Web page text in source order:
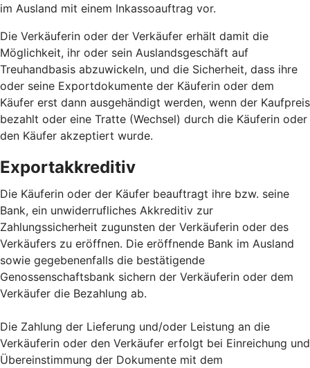
im Ausland mit einem Inkassoauftrag vor.
Die Verkäuferin oder der Verkäufer erhält damit die
Möglichkeit, ihr oder sein Auslandsgeschäft auf
Treuhandbasis abzuwickeln, und die Sicherheit, dass ihre
oder seine Exportdokumente der Käuferin oder dem
Käufer erst dann ausgehändigt werden, wenn der Kaufpreis
bezahlt oder eine Tratte (Wechsel) durch die Käuferin oder
den Käufer akzeptiert wurde.
Exportakkreditiv
Die Käuferin oder der Käufer beauftragt ihre bzw. seine
Bank, ein unwiderrufliches Akkreditiv zur
Zahlungssicherheit zugunsten der Verkäuferin oder des
Verkäufers zu eröffnen. Die eröffnende Bank im Ausland
sowie gegebenenfalls die bestätigende
Genossenschaftsbank sichern der Verkäuferin oder dem
Verkäufer die Bezahlung ab.
Die Zahlung der Lieferung und/oder Leistung an die
Verkäuferin oder den Verkäufer erfolgt bei Einreichung und
Übereinstimmung der Dokumente mit dem